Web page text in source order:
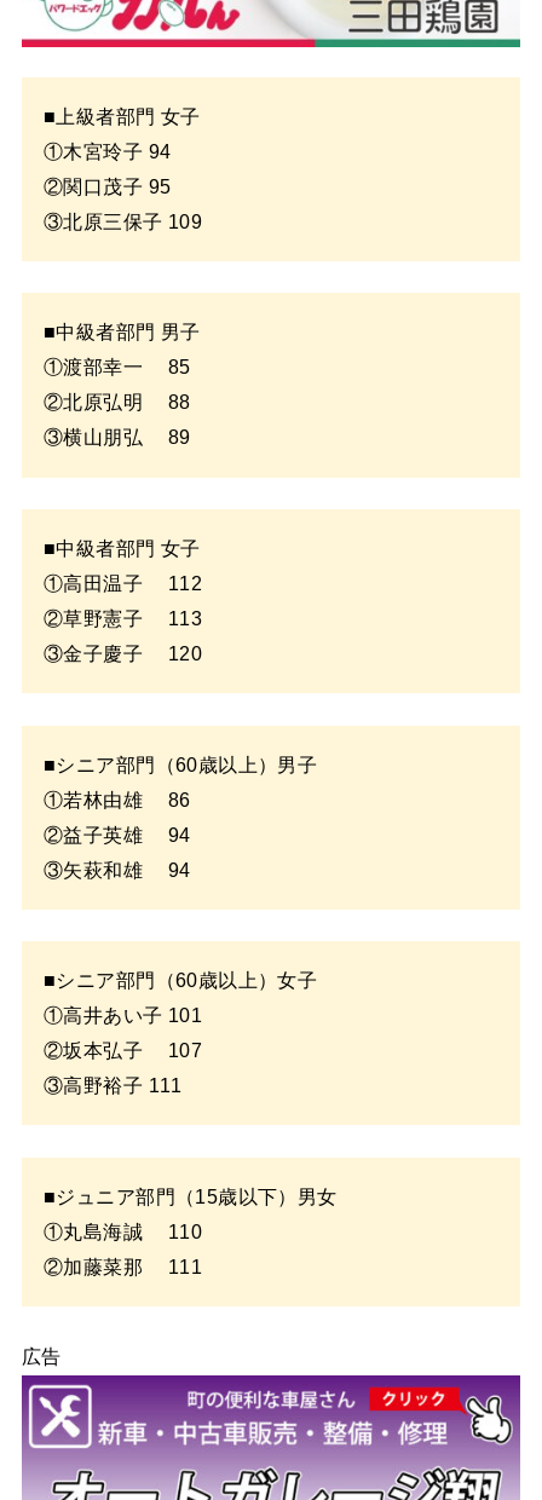
■上級者部門 女子
①木宮玲子 94
②関口茂子 95
③北原三保子 109
■中級者部門 男子
①渡部幸一 85
②北原弘明 88
③横山朋弘 89
■中級者部門 女子
①高田温子 112
②草野憲子 113
③金子慶子 120
■シニア部門（60歳以上）男子
①若林由雄 86
②益子英雄 94
③矢萩和雄 94
■シニア部門（60歳以上）女子
①高井あい子 101
②坂本弘子 107
③高野裕子 111
■ジュニア部門（15歳以下）男女
①丸島海誠 110
②加藤菜那 111
広告